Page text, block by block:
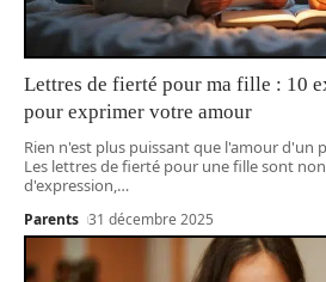
Lettres de fierté pour ma fille : 10
pour exprimer votre amour
Rien n'est plus puissant que l'amour d'un
Les lettres de fierté pour une fille sont
d'expression,…
Parents 31 décembre 2025